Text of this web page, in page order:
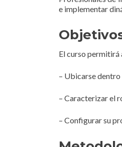
e implementar
El curso permitirá
– Ubicarse
– Caracterizar el
– Configurar su